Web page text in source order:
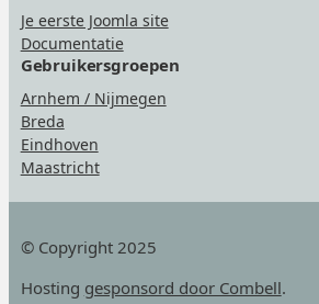
Je eerste Joomla site
Documentatie
Gebruikersgroepen
Arnhem / Nijmegen
Breda
Eindhoven
Maastricht
© Copyright 2025
Hosting gesponsord door Combell.